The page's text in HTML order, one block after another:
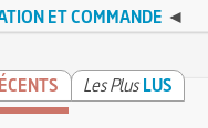
ET COMMANDE ◄
Les Plus LUS